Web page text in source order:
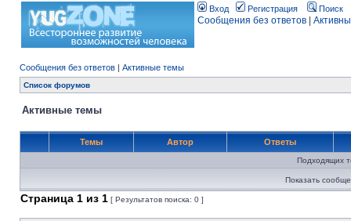
Вход Регистрация Поиск
Сообщения без ответов
Сообщения без ответов | Активные темы
Список форумов
Активные темы
Темы Автор Ответы
Подходящих
Показать
Страница 1 из 1 [ Результатов поиска: 0 ]